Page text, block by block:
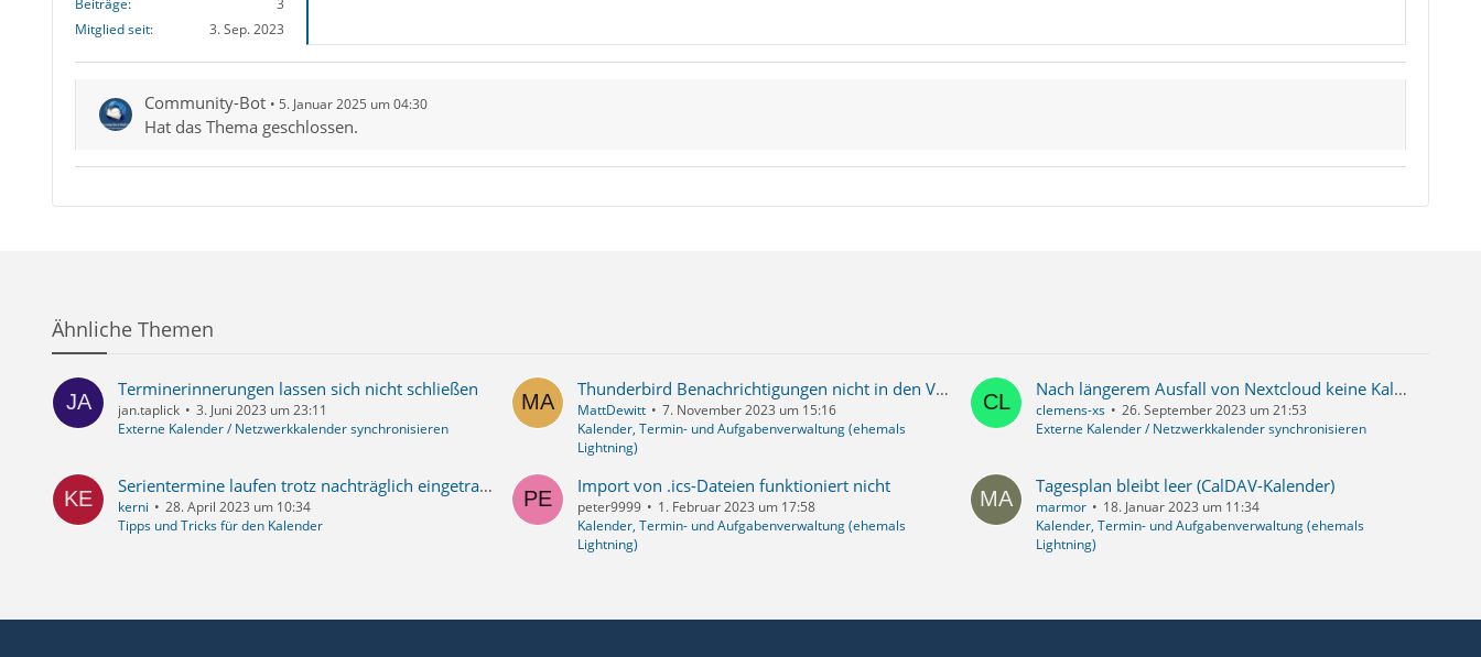
Beiträge
3
Mitglied seit
3. Sep. 2023
Community-Bot 5. Januar 2025 um 04:30
Hat das Thema geschlossen.
Ähnliche Themen
Terminerinnerungen lassen sich nicht schließen
jan.taplick
3. Juni 2023 um 23:11
Externe Kalender / Netzwerkkalender synchronisieren
Thunderbird Benachrichtigungen nicht in den Vordergrund bringen.
MattDewitt
7. November 2023 um 15:16
Kalender, Termin- und Aufgabenverwaltung (ehemals
Lightning)
Nach längerem Ausfall von Nextcloud keine Kalendersynchronisation mit zurück liegenden Terminen
clemens-xs
26. September 2023 um 21:53
Externe Kalender / Netzwerkkalender synchronisieren
Serientermine laufen trotz nachträglich eingetragenem Enddatum immer weiter
kerni
28. April 2023 um 10:34
Tipps und Tricks für den Kalender
Import von .ics-Dateien funktioniert nicht
peter9999
1. Februar 2023 um 17:58
Kalender, Termin- und Aufgabenverwaltung (ehemals
Lightning)
Tagesplan bleibt leer (CalDAV-Kalender)
marmor
18. Januar 2023 um 11:34
Kalender, Termin- und Aufgabenverwaltung (ehemals
Lightning)